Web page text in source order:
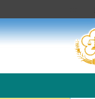
到
主
要